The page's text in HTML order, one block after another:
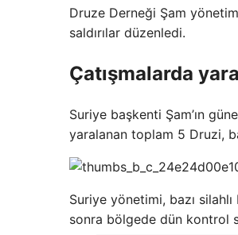
Druze Derneği Şam
saldırılar düzenledi.
Çatışmalarda
Suriye başkenti Şam’ın
yaralanan toplam 5 Druzi,
Suriye yönetimi, bazı silahlı
sonra bölgede dün kontrol